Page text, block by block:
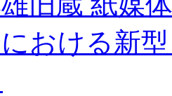
おける新